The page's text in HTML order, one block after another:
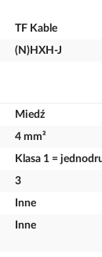
TF Kable
(N)HXH-J
Miedź
4 mm²
Klasa 1 =
3
Inne
Inne